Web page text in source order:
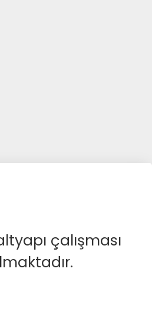
çalışması